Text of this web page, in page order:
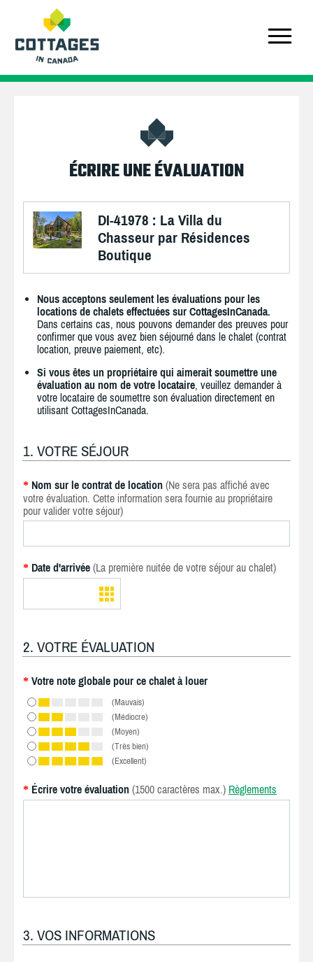
ÉCRIRE UNE ÉVALUATION
DI-41978 : La Villa du
Chasseur par Résidences
Boutique
Nous acceptons seulement les évaluations pour les
locations de chalets effectuées sur CottagesInCanada.
Dans certains cas, nous pouvons demander des preuves pour
confirmer que vous avez bien séjourné dans le chalet (contrat
location, preuve paiement, etc).
Si vous êtes un propriétaire qui aimerait soumettre une
évaluation au nom de votre locataire, veuillez demander à
votre locataire de soumettre son évaluation directement en
utilisant CottagesInCanada.
1. VOTRE SÉJOUR
* Nom sur le contrat de location (Ne sera pas affiché avec
votre évaluation. Cette information sera fournie au propriétaire
pour valider votre séjour)
* Date d'arrivée (La première nuitée de votre séjour au chalet)
2. VOTRE ÉVALUATION
* Votre note globale pour ce chalet à louer
(Mauvais)
(Médiocre)
(Moyen)
(Très bien)
(Excellent)
* Écrire votre évaluation (1500 caractères max.) Règlements
3. VOS INFORMATIONS